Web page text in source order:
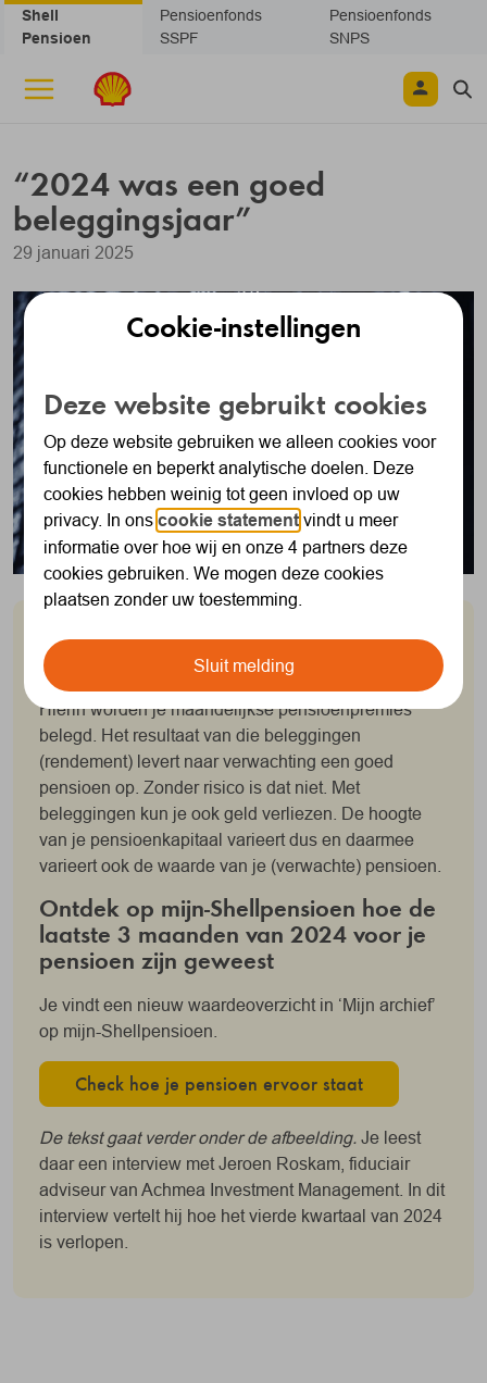
Navigatie overslaan
Shell
Pensioen
Pensioenfonds
SSPF
Pensioenfonds
SNPS
“2024 was een goed
beleggingsjaar”
29 januari 2025
Bij SNPS bouw je aan je persoonlijke
pensioenpot
Hierin worden je maandelijkse pensioenpremies
belegd. Het resultaat van die beleggingen
(rendement) levert naar verwachting een goed
pensioen op. Zonder risico is dat niet. Met
beleggingen kun je ook geld verliezen. De hoogte
van je pensioenkapitaal varieert dus en daarmee
varieert ook de waarde van je (verwachte) pensioen.
Ontdek op mijn-Shellpensioen hoe de
laatste 3 maanden van 2024 voor je
pensioen zijn geweest
Je vindt een nieuw waardeoverzicht in ‘Mijn archief’
op mijn-Shellpensioen.
Check hoe je pensioen ervoor staat
De tekst gaat verder onder de afbeelding. Je leest
daar een interview met Jeroen Roskam, fiduciair
adviseur van Achmea Investment Management. In dit
interview vertelt hij hoe het vierde kwartaal van 2024
is verlopen.
Cookie-instellingen
Deze website gebruikt cookies
Op deze website gebruiken we alleen cookies voor
functionele en beperkt analytische doelen. Deze
cookies hebben weinig tot geen invloed op uw
privacy. In onscookie statement vindt u meer
informatie over hoe wij en onze 4 partners deze
cookies gebruiken. We mogen deze cookies
plaatsen zonder uw toestemming.
Sluit melding